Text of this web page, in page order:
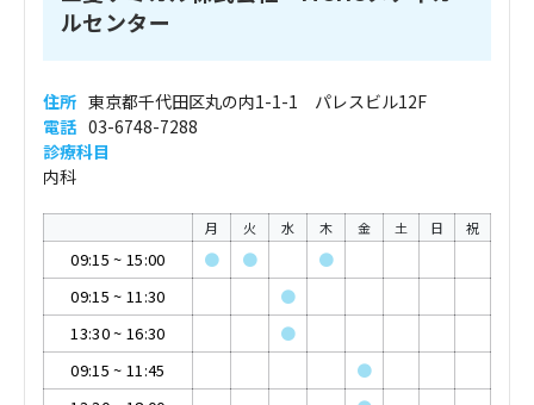
ルセンター
住所 東京都千代田区丸の内1-1-1 パレスビル12F
電話 03-6748-7288
診療科目
内科
月 火 水 木 金 土 日 祝
09:15 ~ 15:00 ● ●
●
09:15 ~ 11:30
●
13:30~ 16:30
●
09:15 ~ 11:45
●